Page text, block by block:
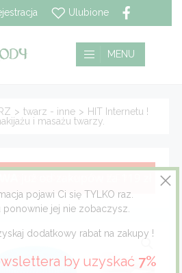
Ulubione
MENU
> twarz - inne > HIT Internetu !
i masażu twarzy.
pojawi Ci się TYLKO raz.
ponownie jej nie zobaczysz.
dodatkowy rabat na zakupy !
by uzyskać 7%